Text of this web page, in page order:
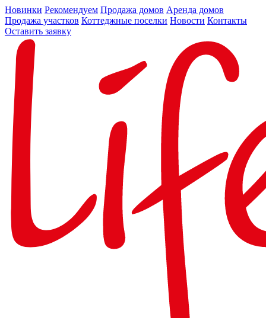
Новинки Рекомендуем Продажа домов Аренда домов
Продажа участков Коттеджные поселки Новости Контакты
Оставить заявку